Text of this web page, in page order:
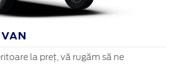
la preț, vă rugăm să ne